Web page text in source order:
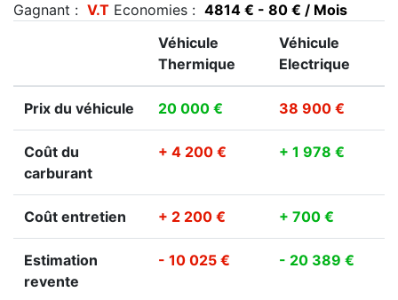
Gagnant : V.T Economies : 4814 € - 80 € / Mois
Véhicule
Thermique
Véhicule
Electrique
Prix du véhicule 20 000 € 38 900 €
Coût du
carburant
+ 4 200 € + 1 978 €
Coût entretien + 2 200 € + 700 €
Estimation
revente
- 10 025 € - 20 389 €